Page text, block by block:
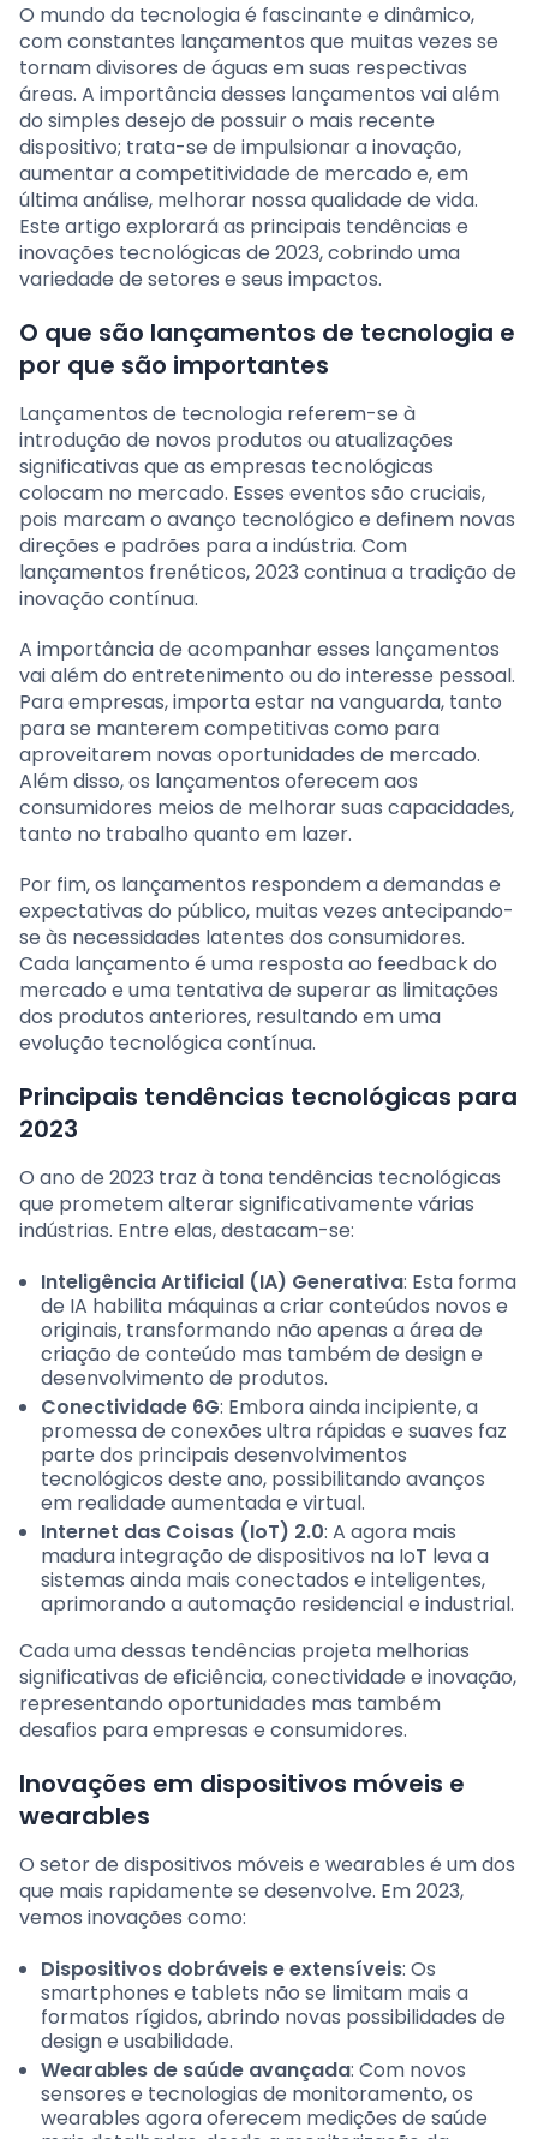
O mundo da tecnologia é fascinante e dinâmico,
com constantes lançamentos que muitas vezes se
tornam divisores de águas em suas respectivas
áreas. A importância desses lançamentos vai além
do simples desejo de possuir o mais recente
dispositivo; trata-se de impulsionar a inovação,
aumentar a competitividade de mercado e, em
última análise, melhorar nossa qualidade de vida.
Este artigo explorará as principais tendências e
inovações tecnológicas de 2023, cobrindo uma
variedade de setores e seus impactos.
O que são lançamentos de tecnologia e
por que são importantes
Lançamentos de tecnologia referem-se à
introdução de novos produtos ou atualizações
significativas que as empresas tecnológicas
colocam no mercado. Esses eventos são cruciais,
pois marcam o avanço tecnológico e definem novas
direções e padrões para a indústria. Com
lançamentos frenéticos, 2023 continua a tradição de
inovação contínua.
A importância de acompanhar esses lançamentos
vai além do entretenimento ou do interesse pessoal.
Para empresas, importa estar na vanguarda, tanto
para se manterem competitivas como para
aproveitarem novas oportunidades de mercado.
Além disso, os lançamentos oferecem aos
consumidores meios de melhorar suas capacidades,
tanto no trabalho quanto em lazer.
Por fim, os lançamentos respondem a demandas e
expectativas do público, muitas vezes antecipando-
se às necessidades latentes dos consumidores.
Cada lançamento é uma resposta ao feedback do
mercado e uma tentativa de superar as limitações
dos produtos anteriores, resultando em uma
evolução tecnológica contínua.
Principais tendências tecnológicas para
2023
O ano de 2023 traz à tona tendências tecnológicas
que prometem alterar significativamente várias
indústrias. Entre elas, destacam-se:
Inteligência Artificial (IA) Generativa: Esta forma
de IA habilita máquinas a criar conteúdos novos e
originais, transformando não apenas a área de
criação de conteúdo mas também de design e
desenvolvimento de produtos.
Conectividade 6G: Embora ainda incipiente, a
promessa de conexões ultra rápidas e suaves faz
parte dos principais desenvolvimentos
tecnológicos deste ano, possibilitando avanços
em realidade aumentada e virtual.
Internet das Coisas (IoT) 2.0: A agora mais
madura integração de dispositivos na IoT leva a
sistemas ainda mais conectados e inteligentes,
aprimorando a automação residencial e industrial.
Cada uma dessas tendências projeta melhorias
significativas de eficiência, conectividade e inovação,
representando oportunidades mas também
desafios para empresas e consumidores.
Inovações em dispositivos móveis e
wearables
O setor de dispositivos móveis e wearables é um dos
que mais rapidamente se desenvolve. Em 2023,
vemos inovações como:
Dispositivos dobráveis e extensíveis: Os
smartphones e tablets não se limitam mais a
formatos rígidos, abrindo novas possibilidades de
design e usabilidade.
Wearables de saúde avançada: Com novos
sensores e tecnologias de monitoramento, os
wearables agora oferecem medições de saúde